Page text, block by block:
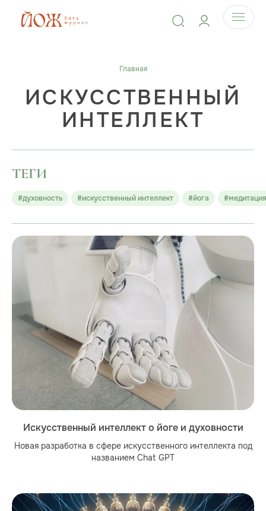
Главная
ИСКУССТВЕННЫЙ
ИНТЕЛЛЕКТ
ТЕГИ
#духовность #искусственный интеллект #йога #медитация
Искусственный интеллект о йоге и духовности
Новая разработка в сфере искусственного интеллекта под
названием Chat GPT